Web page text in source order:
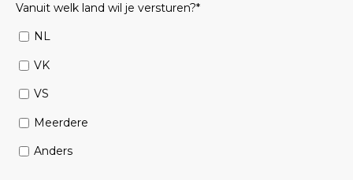
Vanuit welk land wil je versturen?*
NL
VK
VS
Meerdere
Anders